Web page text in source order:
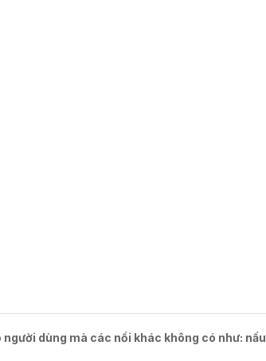
dùng mà các nồi khác không có như: nấu